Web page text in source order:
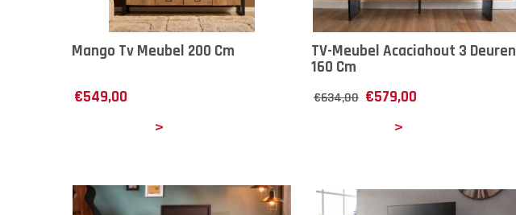
Mango Tv Meubel 200 Cm
€549,00
TV-Meubel Acaciahout 3 Deuren
160 Cm
€634,00 €579,00